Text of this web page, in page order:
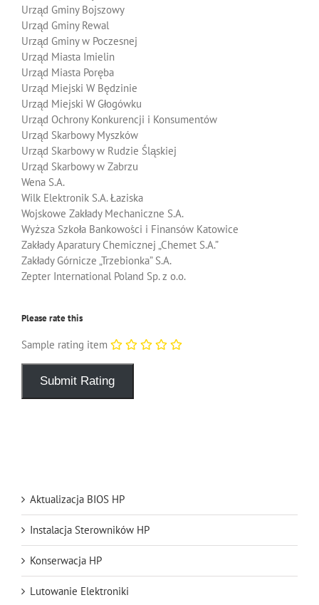
Urząd Gminy Bojszowy
Urząd Gminy Rewal
Urząd Gminy w Poczesnej
Urząd Miasta Imielin
Urząd Miasta Poręba
Urząd Miejski W Będzinie
Urząd Miejski W Głogówku
Urząd Ochrony Konkurencji i Konsumentów
Urząd Skarbowy Myszków
Urząd Skarbowy w Rudzie Śląskiej
Urząd Skarbowy w Zabrzu
Wena S.A.
Wilk Elektronik S.A. Łaziska
Wojskowe Zakłady Mechaniczne S.A.
Wyższa Szkoła Bankowości i Finansów Katowice
Zakłady Aparatury Chemicznej „Chemet S.A.”
Zakłady Górnicze „Trzebionka” S.A.
Zepter International Poland Sp. z o.o.
Please rate this
Sample rating item
Aktualizacja BIOS HP
Instalacja Sterowników HP
Konserwacja HP
Lutowanie Elektroniki